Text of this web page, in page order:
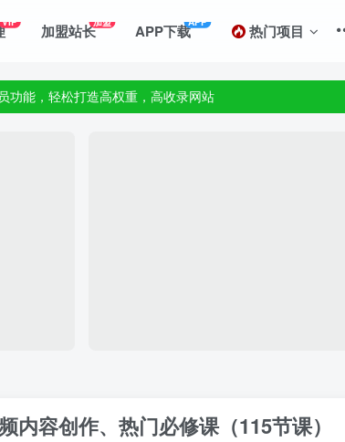
VIP 加盟站长加盟 APP下载APP 热门项目
业基地,最新最强网赚教程大全，小投入，大回报!
业基地,最新最强网赚教程大全，小投入，大回报!
容创作、热门必修课（115节课）